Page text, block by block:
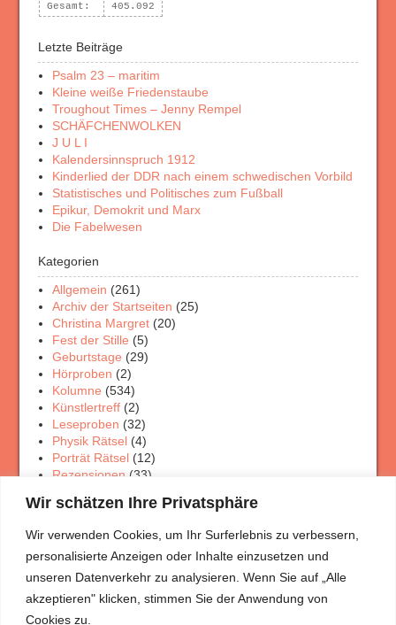
Wir schätzen Ihre Privatsphäre
Wir verwenden Cookies, um Ihr Surferlebnis zu verbessern,
personalisierte Anzeigen oder Inhalte einzusetzen und
unseren Datenverkehr zu analysieren. Wenn Sie auf „Alle
akzeptieren" klicken, stimmen Sie der Anwendung von
Cookies zu.
Gesamt:
405.092
Letzte Beiträge
Psalm 23 – maritim
Kleine weiße Friedenstaube
Troughout Times – Jenny Rempel
SCHÄFCHENWOLKEN
J U L I
Kalendersinnspruch 1912
Kinderlied der DDR nach einem schwedischen Vorbild
Statistisches und Politisches zum Fußball
Epikur, Demokrit und Marx
Die Fabelwesen
Kategorien
Allgemein (261)
Archiv der Startseiten (25)
Christina Margret(20)
Fest der Stille (5)
Geburtstage (29)
Hörproben (2)
Kolumne (534)
Künstlertreff(2)
Leseproben (32)
Physik Rätsel(4)
Porträt Rätsel(12)
Rezensionen (33)
Veranstaltungen(7)
Meist gelesen
(3.731)
Ein Gespräch im Wolkenpanorama Teil 1 (3.494)
Großartig